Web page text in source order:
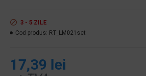
17,39 lei
3 - 5 ZILE
Cod produs: RT_LM021set